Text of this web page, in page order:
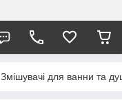
Змішувачі для ванни та